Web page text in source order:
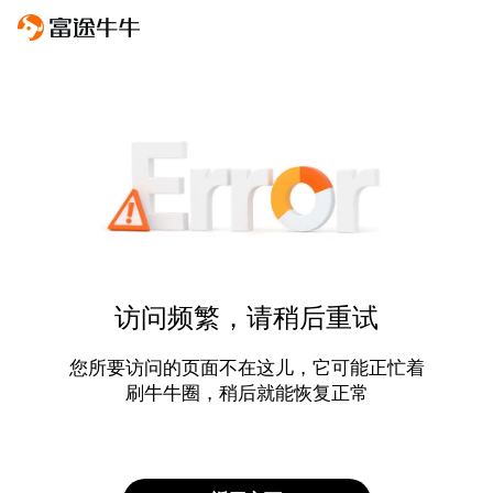
访问频繁，请稍后重试
您所要访问的页面不在这儿，它可能正忙着
刷牛牛圈，稍后就能恢复正常